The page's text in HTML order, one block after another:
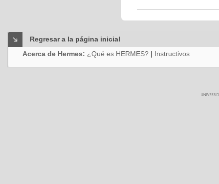
Regresar a la página inicial
Acerca de Hermes: ¿Qué es HERMES? | Instructivos